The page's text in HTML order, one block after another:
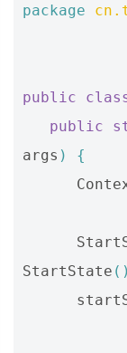
package
public
public
args )
{
StartState